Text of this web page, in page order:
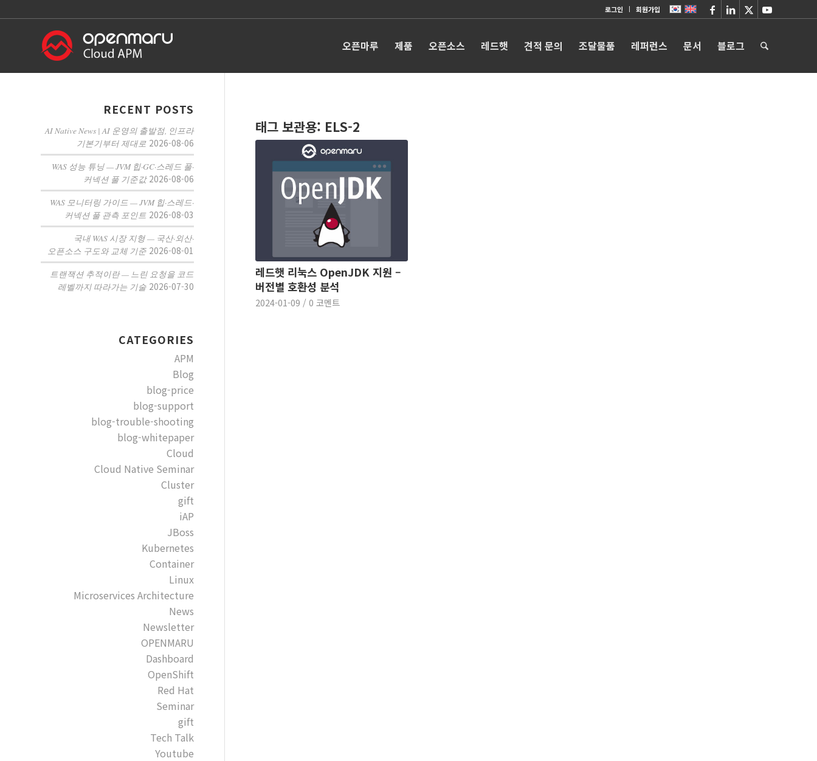
로그인 회원가입
오픈마루 제품 오픈소스 레드햇 견적 문의 조달물품 레퍼런스 문서 블로그
태그 보관용: ELS-2
레드햇 리눅스 OpenJDK 지원 –
버전별 호환성 분석
2024-01-09 / 0 코멘트
RECENT POSTS
AI Native News | AI 운영의 출발점, 인프라
기본기부터 제대로 2026-08-06
WAS 성능 튜닝 — JVM 힙·GC·스레드 풀·
커넥션 풀 기준값 2026-08-06
WAS 모니터링 가이드 — JVM 힙·스레드·
커넥션 풀 관측 포인트 2026-08-03
국내 WAS 시장 지형 — 국산·외산·
오픈소스 구도와 교체 기준 2026-08-01
트랜잭션 추적이란 — 느린 요청을 코드
레벨까지 따라가는 기술 2026-07-30
CATEGORIES
APM
Blog
blog-price
blog-support
blog-trouble-shooting
blog-whitepaper
Cloud
Cloud Native Seminar
Cluster
gift
iAP
JBoss
Kubernetes
Container
Linux
Microservices Architecture
News
Newsletter
OPENMARU
Dashboard
OpenShift
Red Hat
Seminar
gift
Tech Talk
Youtube